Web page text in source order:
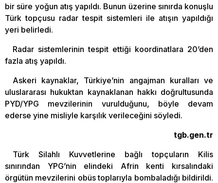
bir süre yoğun atış yapıldı. Bunun üzerine sınırda konuşlu
Türk topçusu radar tespit sistemleri ile atışın yapıldığı
yeri belirledi.
Radar sistemlerinin tespit ettiği koordinatlara 20’den
fazla atış yapıldı.
Askeri kaynaklar, Türkiye’nin angajman kuralları ve
uluslararası hukuktan kaynaklanan hakkı doğrultusunda
PYD/YPG mevzilerinin vurulduğunu, böyle devam
ederse yine misliyle karşılık verileceğini söyledi.
tgb.gen.tr
Türk Silahlı Kuvvetlerine bağlı topçuların Kilis
sınırından YPG’nin elindeki Afrin kenti kırsalındaki
örgütün mevzilerini obüs toplarıyla bombaladığı bildirildi.